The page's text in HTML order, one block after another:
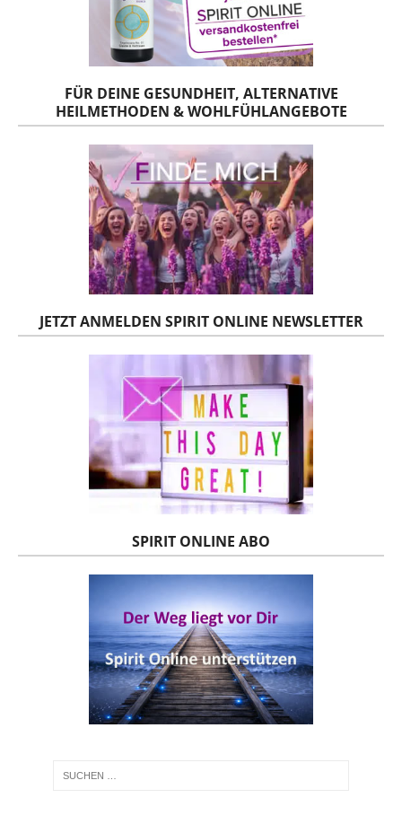
FÜR DEINE GESUNDHEIT, ALTERNATIVE
HEILMETHODEN & WOHLFÜHLANGEBOTE
JETZT ANMELDEN SPIRIT ONLINE NEWSLETTER
SPIRIT ONLINE ABO